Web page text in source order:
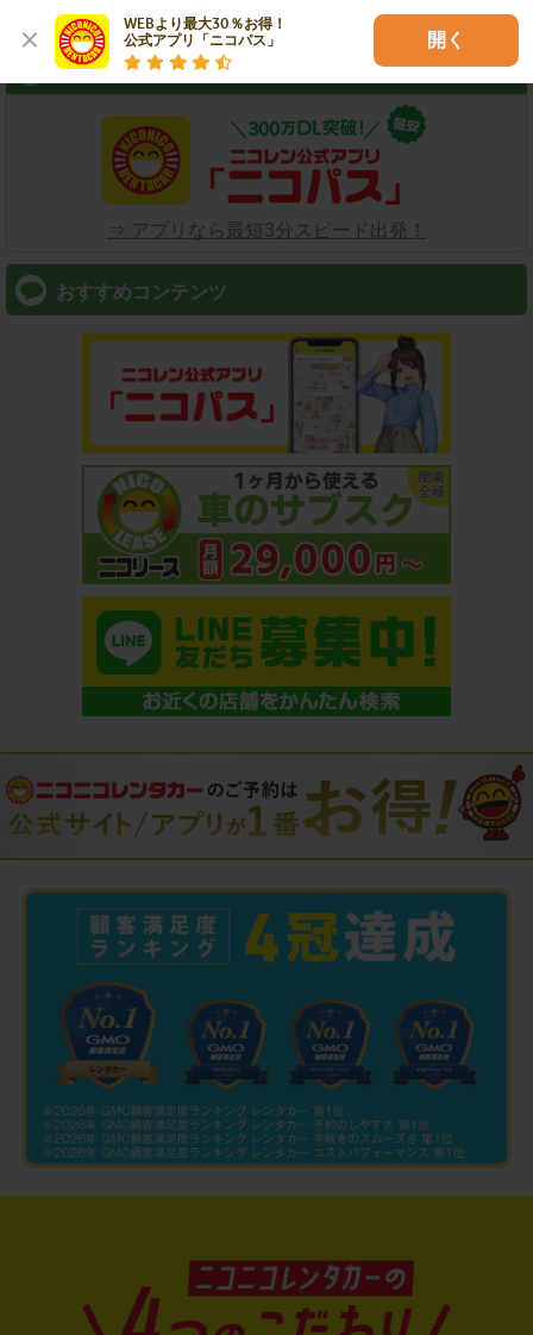
WEBより最大30％お得！
公式アプリ「ニコパス」
開く
スマートフォン
⇒ アプリなら最短3分スピード出発！
おすすめコンテンツ